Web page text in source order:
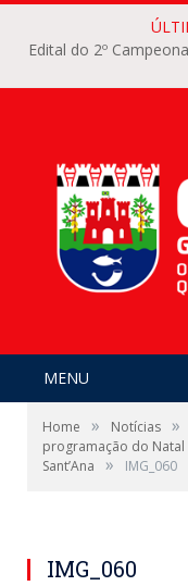
Edital do 2º
MENU
Home » Notícias »
programação do Natal
Sant’Ana
» IMG_060
IMG_060